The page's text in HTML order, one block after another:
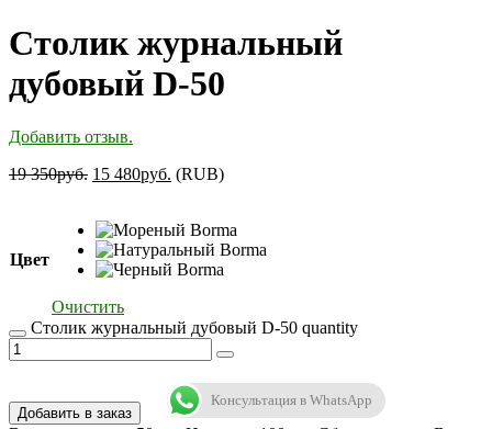
Столик журнальный
дубовый D-50
Добавить отзыв.
19 350руб. 15 480руб. (RUB)
Цвет
Очистить
Столик журнальный дубовый D-50 quantity
Добавить в заказ
Консультация в WhatsApp